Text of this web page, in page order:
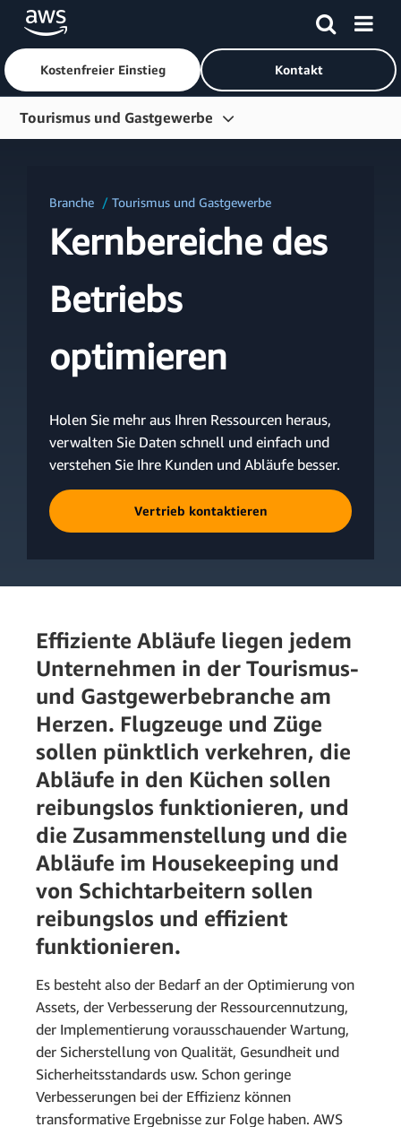
Überspringen zum Hauptinhalt
Kostenfreier Einstieg Kontakt
Tourismus und Gastgewerbe
Segmente
Fallbeispiele
Ressourcen
Branche Tourismus und Gastgewerbe
Kernbereiche des
Betriebs
optimieren
Holen Sie mehr aus Ihren Ressourcen heraus,
verwalten Sie Daten schnell und einfach und
verstehen Sie Ihre Kunden und Abläufe besser.
Vertrieb kontaktieren
Effiziente Abläufe liegen jedem
Unternehmen in der Tourismus-
und Gastgewerbebranche am
Herzen. Flugzeuge und Züge
sollen pünktlich verkehren, die
Abläufe in den Küchen sollen
reibungslos funktionieren, und
die Zusammenstellung und die
Abläufe im Housekeeping und
von Schichtarbeitern sollen
reibungslos und effizient
funktionieren.
Es besteht also der Bedarf an der Optimierung von
Assets, der Verbesserung der Ressourcennutzung,
der Implementierung vorausschauender Wartung,
der Sicherstellung von Qualität, Gesundheit und
Sicherheitsstandards usw. Schon geringe
Verbesserungen bei der Effizienz können
transformative Ergebnisse zur Folge haben. AWS